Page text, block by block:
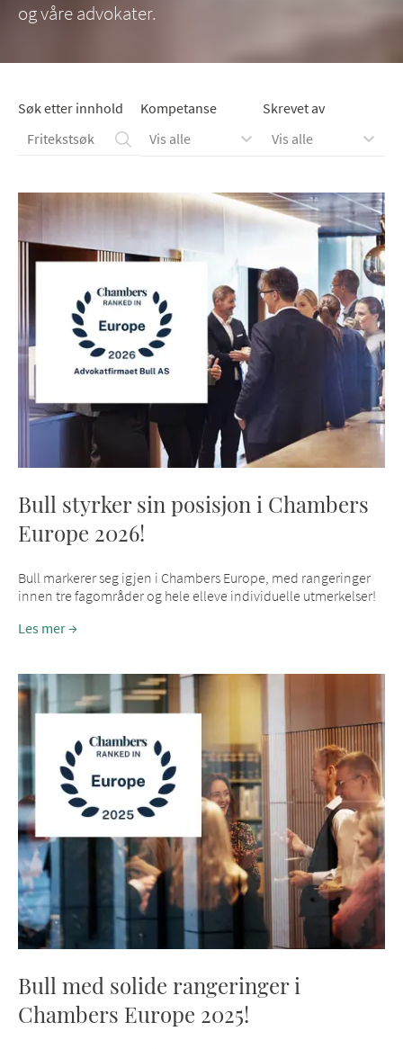
og våre advokater.
Søk etter innhold
Kompetanse
Vis alle
Skrevet av
Vis alle
Bull styrker sin posisjon i Chambers
Europe 2026!
Bull markerer seg igjen i Chambers Europe, med rangeringer
innen tre fagområder og hele elleve individuelle utmerkelser!
Les mer
Bull med solide rangeringer i
Chambers Europe 2025!